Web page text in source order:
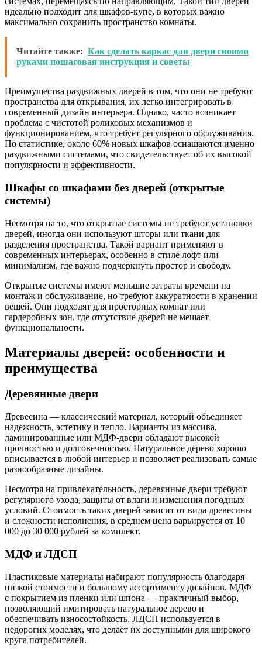
идеально подходит для шкафов-купе, в которых важно
максимально сохранить пространство комнаты.
Читайте также: Как сделать каркас для двери своими
руками пошаговая инструкция и советы
Преимущества раздвижных дверей в том, что они не требуют
пространства для открывания, их легко интегрировать в
современный дизайн интерьера. Однако, часто возникает
проблема с чистотой роликовых механизмов и
функционированием, что требует регулярного обслуживания.
По статистике, около 60% новых шкафов оснащаются именно
раздвижными системами, что свидетельствует об их высокой
популярности и эффективности.
Шкафы со шкафами без дверей (открытые
системы)
Несмотря на то, что открытые системы не требуют установки
дверей, иногда они используют шторы или ткани для
разделения пространства. Такой вариант применяют в
современных интерьерах, особенно в стиле лофт или
минимализм, где важно подчеркнуть простор и свободу.
Открытые системы имеют меньшие затраты времени на
монтаж и обслуживание, но требуют аккуратности в хранении
вещей. Они подходят для просторных комнат или
гардеробных зон, где отсутствие дверей не мешает
функциональности.
Материалы дверей: особенности и
преимущества
Деревянные двери
Древесина — классический материал, который объединяет
надежность, эстетику и тепло. Варианты из массива,
ламинированные или МДФ-двери обладают высокой
прочностью и долговечностью. Натуральное дерево хорошо
вписывается в любой интерьер и позволяет реализовать самые
разнообразные дизайны.
Несмотря на привлекательность, деревянные двери требуют
регулярного ухода, защиты от влаги и изменения погодных
условий. Стоимость таких дверей зависит от вида древесины
и сложности исполнения, в среднем цена варьируется от 10
000 до 30 000 рублей за комплект.
МДФ и ЛДСП
Пластиковые материалы набирают популярность благодаря
низкой стоимости и большому ассортименту дизайнов. МДФ
с покрытием из пленки или шпона — практичный выбор,
позволяющий имитировать натуральное дерево и
обеспечивать износостойкость. ЛДСП используется в
недорогих моделях, что делает их доступными для широкого
круга потребителей.